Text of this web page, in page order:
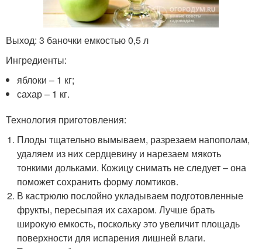
Выход: 3 баночки емкостью 0,5 л
Ингредиенты:
яблоки – 1 кг;
сахар – 1 кг.
Технология приготовления:
Плоды тщательно вымываем, разрезаем напополам,
удаляем из них сердцевину и нарезаем мякоть
тонкими дольками. Кожицу снимать не следует – она
поможет сохранить форму ломтиков.
В кастрюлю послойно укладываем подготовленные
фрукты, пересыпая их сахаром. Лучше брать
широкую емкость, поскольку это увеличит площадь
поверхности для испарения лишней влаги.